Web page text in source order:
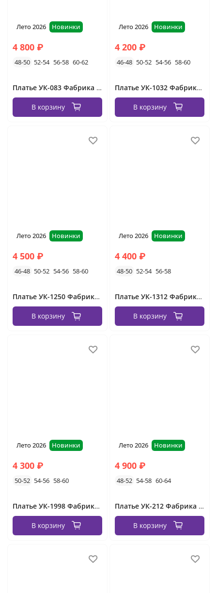
Лето 2026 Новинки
4 800 ₽
48-50 52-54 56-58 60-62
Платье УК-083 Фабрика Моды
В корзину
Лето 2026 Новинки
4 200 ₽
46-48 50-52 54-56 58-60
Платье УК-1032 Фабрика Моды
В корзину
Лето 2026 Новинки
4 500 ₽
46-48 50-52 54-56 58-60
Платье УК-1250 Фабрика Моды
В корзину
Лето 2026 Новинки
4 400 ₽
48-50 52-54 56-58
Платье УК-1312 Фабрика Моды
В корзину
Лето 2026 Новинки
4 300 ₽
50-52 54-56 58-60
Платье УК-1998 Фабрика Моды
В корзину
Лето 2026 Новинки
4 900 ₽
48-52 54-58 60-64
Платье УК-212 Фабрика Моды
В корзину